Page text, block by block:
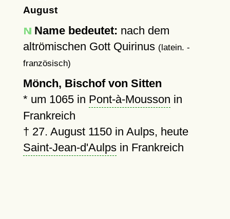
August
Name bedeutet: nach dem
altrömischen Gott Quirinus (latein. -
französisch)
Mönch, Bischof von Sitten
* um 1065in Pont-à-Mousson in
Frankreich
† 27. August 1150in Aulps, heute
Saint-Jean-d'Aulpsin Frankreich